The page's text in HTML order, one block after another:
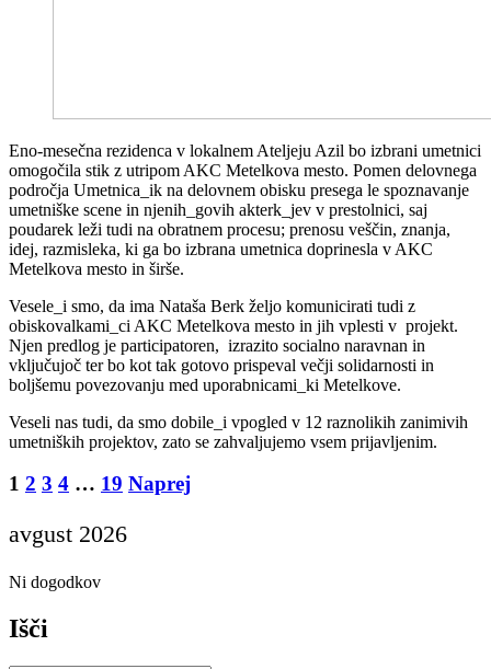
Eno-mesečna rezidenca v lokalnem Ateljeju Azil bo izbrani umetnici
omogočila stik z utripom AKC Metelkova mesto. Pomen delovnega
področja Umetnica_ik na delovnem obisku presega le spoznavanje
umetniške scene in njenih_govih akterk_jev v prestolnici, saj
poudarek leži tudi na obratnem procesu; prenosu veščin, znanja,
idej, razmisleka, ki ga bo izbrana umetnica doprinesla v AKC
Metelkova mesto in širše.
Vesele_i smo, da ima Nataša Berk željo komunicirati tudi z
obiskovalkami_ci AKC Metelkova mesto in jih vplesti v projekt.
Njen predlog je participatoren, izrazito socialno naravnan in
vključujoč ter bo kot tak gotovo prispeval večji solidarnosti in
boljšemu povezovanju med uporabnicami_ki Metelkove.
Veseli nas tudi, da smo dobile_i vpogled v 12 raznolikih zanimivih
umetniških projektov, zato se zahvaljujemo vsem prijavljenim.
Posts
pagination
1 2 3 4 … 19 Naprej
avgust 2026
Ni dogodkov
Išči